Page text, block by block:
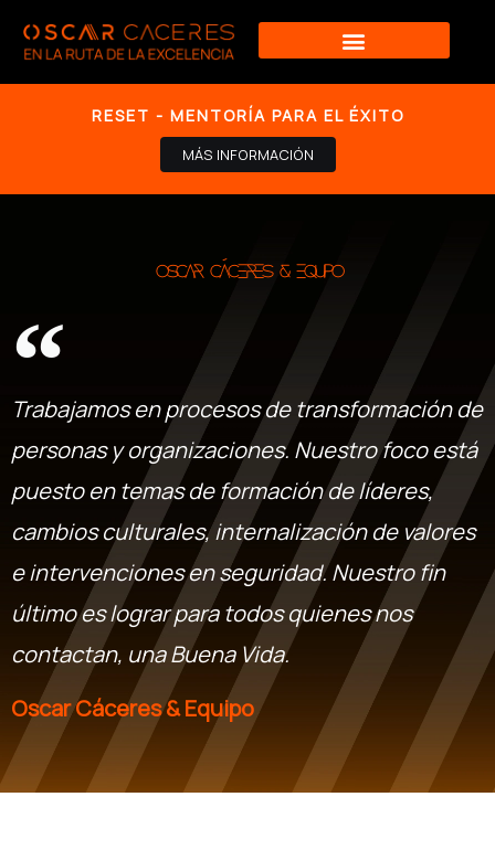
contenido
RESET - MENTORÍA PARA EL ÉXITO
MÁS INFORMACIÓN
Oscar Cáceres & Equipo
Trabajamos en procesos de transformación de
personas y organizaciones. Nuestro foco está
puesto en temas de formación de líderes,
cambios culturales, internalización de valores
e intervenciones en seguridad. Nuestro fin
último es lograr para todos quienes nos
contactan, una Buena Vida.
Oscar Cáceres & Equipo